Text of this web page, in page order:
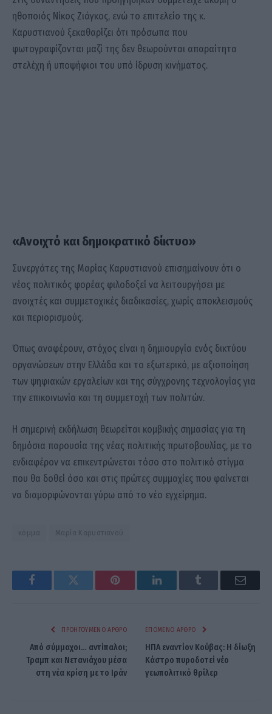
ηθοποιός Νίκος Ζιάγκος, ενώ το επιτελείο της κ.
Καρυστιανού ξεκαθαρίζει ότι πρόσωπα που
φωτογραφίζονται μαζί της δεν θεωρούνται απαραίτητα
στελέχη ή υποψήφιοι του υπό ίδρυση κινήματος.
«Ανοιχτό και δημοκρατικό δίκτυο»
Συνεργάτες της Μαρίας Καρυστιανού επισημαίνουν ότι ο
νέος πολιτικός φορέας φιλοδοξεί να λειτουργήσει με
ανοιχτές και συμμετοχικές διαδικασίες, χωρίς αποκλεισμούς
και περιορισμούς.
Όπως αναφέρουν, στόχος είναι η δημιουργία ενός δικτύου
οργανώσεων στην Ελλάδα και το εξωτερικό, με αξιοποίηση
των ψηφιακών εργαλείων και της σύγχρονης τεχνολογίας για
την επικοινωνία και τη συμμετοχή των πολιτών.
Η σημερινή εκδήλωση θεωρείται κομβικής σημασίας για τη
δημόσια παρουσία της νέας πολιτικής πρωτοβουλίας, με το
ενδιαφέρον να επικεντρώνεται τόσο στο πολιτικό στίγμα
που θα δοθεί όσο και στις πρώτες συμμαχίες που φαίνεται
να διαμορφώνονται γύρω από το νέο εγχείρημα.
κόμμα Μαρία Καρυστιανού
FacebookTwitter Pinterest LinkedInTumblr Email
ΠΡΟΗΓΟΎΜΕΝΟ ΆΡΘΡΟ
Από σύμμαχοι… αντίπαλοι;
Τραμπ και Νετανιάχου μέσα
στη νέα κρίση με το Ιράν
ΕΠΌΜΕΝΟ ΆΡΘΡΟ
ΗΠΑ εναντίον Κούβας: Η δίωξη
Κάστρο πυροδοτεί νέο
γεωπολιτικό θρίλερ